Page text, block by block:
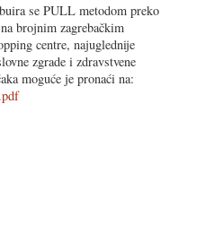
se PULL metodom preko
brojnim zagrebačkim
centre, najuglednije
zgrade i zdravstvene
moguće je pronaći na: